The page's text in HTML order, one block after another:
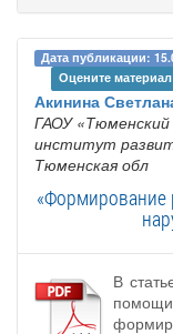
Дата публикации:
Оцените материал
Акинина
ГАОУ
институт
Тюменская обл
«Формирование
В